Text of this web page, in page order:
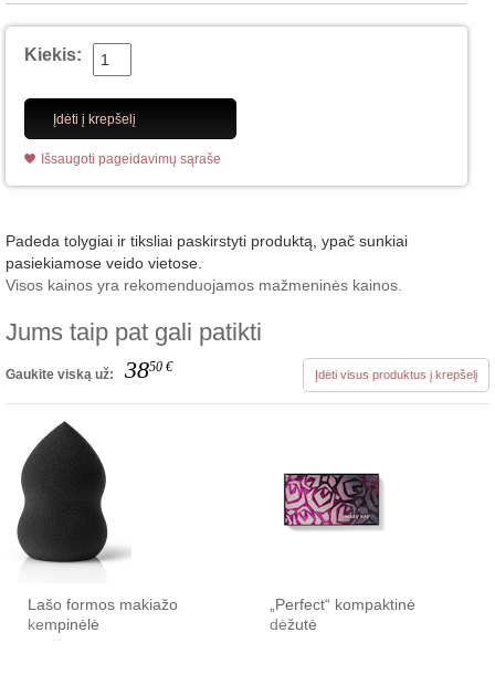
Kiekis:
Įdėti į krepšelį
Išsaugoti pageidavimų sąraše
Padeda tolygiai ir tiksliai paskirstyti produktą, ypač sunkiai
pasiekiamose veido vietose.
Visos kainos yra rekomenduojamos mažmeninės kainos.
Jums taip pat gali patikti
Gaukite viską už: 3850 € Įdėti visus produktus į krepšelį
Lašo formos makiažo
kempinėlė
„Perfect“ kompaktinė
dėžutė